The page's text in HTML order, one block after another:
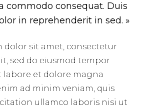
commodo consequat. Duis
in reprehenderit in sed. »
dolor sit amet, consectetur
sed do eiusmod tempor
et dolore magna
ad minim veniam, quis
ullamco laboris nisi ut